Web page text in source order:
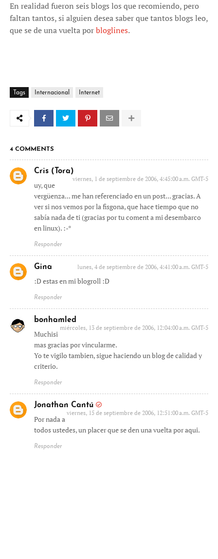
En realidad fueron seis blogs los que recomiendo, pero
faltan tantos, si alguien desea saber que tantos blogs leo,
que se de una vuelta porbloglines.
Tags Internacional Internet
4 COMMENTS
Cris (Tora)
viernes, 1 de septiembre de 2006, 4:45:00 a.m. GMT-5
uy, que
vergüenza... me han referenciado en un post... gracias. A
ver si nos vemos por la fisgona, que hace tiempo que no
sabía nada de ti (gracias por tu coment a mi desembarco
en linux). :-*
Responder
Gina lunes, 4 de septiembre de 2006, 4:41:00 a.m. GMT-5
:D estas en mi blogroll :D
Responder
bonhamled
miércoles, 13 de septiembre de 2006, 12:04:00 a.m. GMT-5
Muchisi
mas gracias por vincularme.
Yo te vigilo tambien, sigue haciendo un blog de calidad y
criterio.
Responder
Jonathan Cantú
viernes, 15 de septiembre de 2006, 12:51:00 a.m. GMT-5
Por nada a
todos ustedes, un placer que se den una vuelta por aqui.
Responder